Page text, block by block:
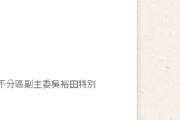
分區副主委吳裕田特別